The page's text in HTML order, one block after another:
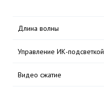
Длина волны
Управление ИК-подсветкой
Видео сжатие